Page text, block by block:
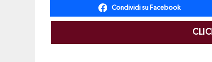
Condividi su Facebook